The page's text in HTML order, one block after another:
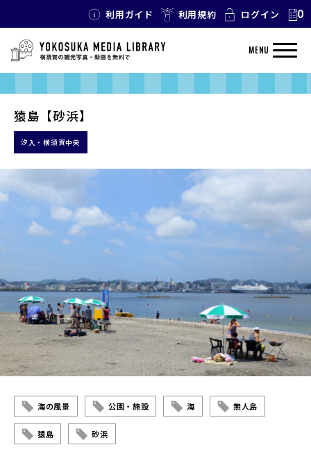
利用ガイド 利用規約 ログイン 0
MENU
猿島【砂浜】
汐入・横須賀中央
海の風景 公園・施設 海 無人島
猿島 砂浜